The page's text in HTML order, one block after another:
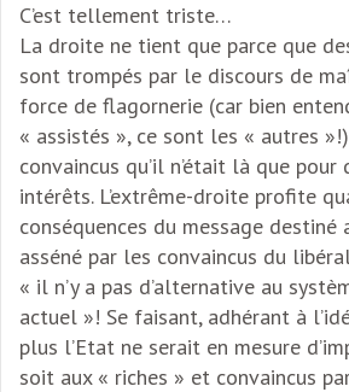
C’est tellement triste…
La droite ne tient que parce que
sont trompés par le discours de
force de flagornerie (car bien
« assistés », ce sont les « autres
convaincus qu’il n’était là que
intérêts. L’extrême-droite profite
conséquences du message destiné
asséné par les convaincus du
« il n’y a pas d’alternative au
actuel »! Se faisant, adhérant à
plus l’Etat ne serait en mesure
soit aux « riches » et convaincus